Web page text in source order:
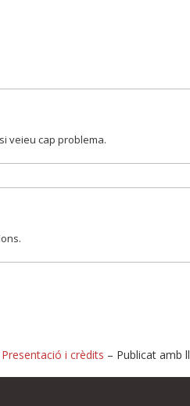
veieu cap problema.
Presentació i crèdits – Publicat amb